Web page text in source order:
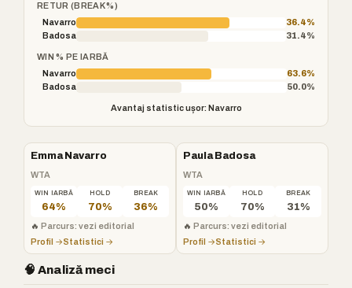
RETUR (BREAK %)
Navarro
36.4%
Badosa
31.4%
WIN % PE IARBĂ
Navarro
63.6%
Badosa
50.0%
Avantaj statistic ușor: Navarro
Emma Navarro
WTA
WIN IARBĂ
64%
HOLD
70%
BREAK
36%
🔥 Parcurs: vezi editorial
Profil →Statistici →
Paula Badosa
WTA
WIN IARBĂ
50%
HOLD
70%
BREAK
31%
🔥 Parcurs: vezi editorial
Profil →Statistici →
🧠 Analiză meci